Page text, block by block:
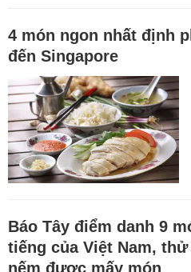
4 món ngon nhất định
đến Singapore
Báo Tây điểm danh 9
tiếng của Việt Nam,
nếm được mấy món